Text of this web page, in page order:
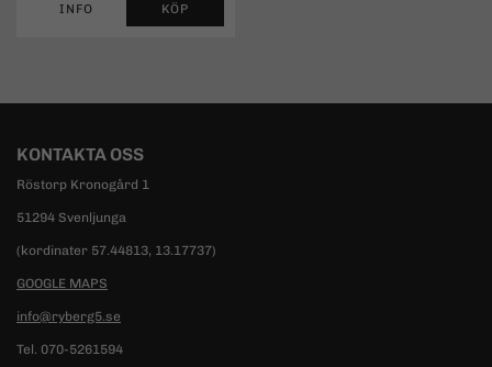
INFO KÖP
KONTAKTA OSS
Röstorp Kronogård 1
51294 Svenljunga
(kordinater 57.44813, 13.17737)
GOOGLE MAPS
info@ryberg5.se
Tel. 070-5261594